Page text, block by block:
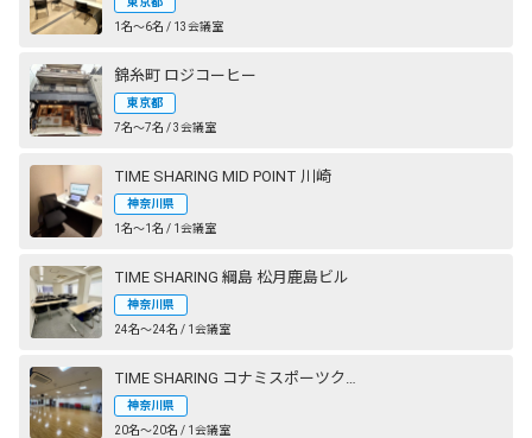
1名〜6名 / 13会議室
錦糸町 ロジコーヒー
東京都
7名〜7名 / 3会議室
TIME SHARING MID POINT 川崎
神奈川県
1名〜1名 / 1会議室
TIME SHARING 綱島 松月鹿島ビル
神奈川県
24名〜24名 / 1会議室
神奈川県
20名〜20名 / 1会議室